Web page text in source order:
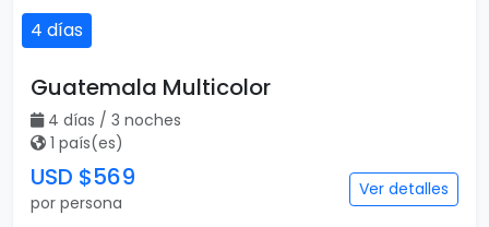
4 días
Guatemala Multicolor
4 días / 3 noches
1 país(es)
USD $569
por persona
Ver detalles